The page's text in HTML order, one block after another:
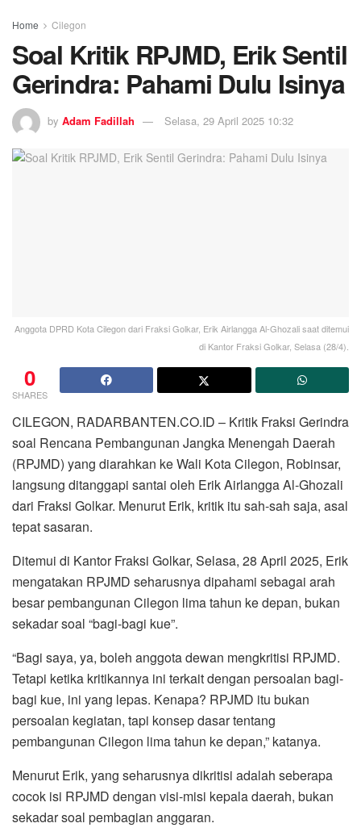
Home Cilegon
Soal Kritik RPJMD, Erik Sentil
Gerindra: Pahami Dulu Isinya
by Adam Fadillah Selasa, 29 April 2025 10:32
Anggota DPRD Kota Cilegon dari Fraksi Golkar, Erik Airlangga Al-Ghozali saat ditemui
di Kantor Fraksi Golkar, Selasa (28/4).
0
SHARES
CILEGON, RADARBANTEN.CO.ID – Kritik Fraksi Gerindra
soal Rencana Pembangunan Jangka Menengah Daerah
(RPJMD) yang diarahkan ke Wali Kota Cilegon, Robinsar,
langsung ditanggapi santai oleh Erik Airlangga Al-Ghozali
dari Fraksi Golkar. Menurut Erik, kritik itu sah-sah saja, asal
tepat sasaran.
Ditemui di Kantor Fraksi Golkar, Selasa, 28 April 2025, Erik
mengatakan RPJMD seharusnya dipahami sebagai arah
besar pembangunan Cilegon lima tahun ke depan, bukan
sekadar soal “bagi-bagi kue”.
“Bagi saya, ya, boleh anggota dewan mengkritisi RPJMD.
Tetapi ketika kritikannya ini terkait dengan persoalan bagi-
bagi kue, ini yang lepas. Kenapa? RPJMD itu bukan
persoalan kegiatan, tapi konsep dasar tentang
pembangunan Cilegon lima tahun ke depan,” katanya.
Menurut Erik, yang seharusnya dikritisi adalah seberapa
cocok isi RPJMD dengan visi-misi kepala daerah, bukan
sekadar soal pembagian anggaran.